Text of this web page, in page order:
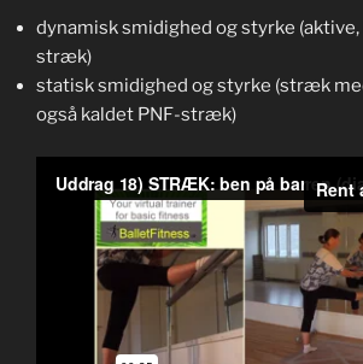
dynamisk smidighed og styrke
stræk)
statisk smidighed og styrke (stræk
også kaldet PNF-stræk)